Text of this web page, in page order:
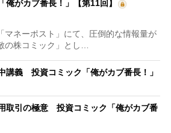
俺がカブ番長！」【第11回】
ネーポスト」にて、圧倒的な情報量が
の株コミック」とし…
講義 投資コミック「俺がカブ番長！」
取引の極意 投資コミック「俺がカブ番